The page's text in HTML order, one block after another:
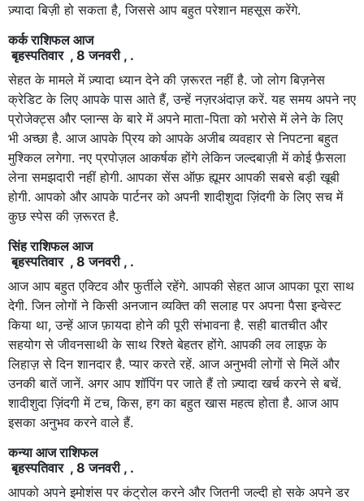
ज़्यादा बिज़ी हो सकता है, जिससे आप बहुत परेशान महसूस करेंगे.
कर्क राशिफल आज
बृहस्पतिवार , 8 जनवरी , .
सेहत के मामले में ज़्यादा ध्यान देने की ज़रूरत नहीं है. जो लोग बिज़नेस
क्रेडिट के लिए आपके पास आते हैं, उन्हें नज़रअंदाज़ करें. यह समय अपने नए
प्रोजेक्ट्स और प्लान्स के बारे में अपने माता-पिता को भरोसे में लेने के लिए
भी अच्छा है. आज आपके प्रिय को आपके अजीब व्यवहार से निपटना बहुत
मुश्किल लगेगा. नए प्रपोज़ल आकर्षक होंगे लेकिन जल्दबाज़ी में कोई फ़ैसला
लेना समझदारी नहीं होगी. आपका सेंस ऑफ़ ह्यूमर आपकी सबसे बड़ी खूबी
होगी. आपको और आपके पार्टनर को अपनी शादीशुदा ज़िंदगी के लिए सच में
कुछ स्पेस की ज़रूरत है.
सिंह राशिफल आज
बृहस्पतिवार , 8 जनवरी , .
आज आप बहुत एक्टिव और फुर्तीले रहेंगे. आपकी सेहत आज आपका पूरा साथ
देगी. जिन लोगों ने किसी अनजान व्यक्ति की सलाह पर अपना पैसा इन्वेस्ट
किया था, उन्हें आज फ़ायदा होने की पूरी संभावना है. सही बातचीत और
सहयोग से जीवनसाथी के साथ रिश्ते बेहतर होंगे. आपकी लव लाइफ़ के
लिहाज़ से दिन शानदार है. प्यार करते रहें. आज अनुभवी लोगों से मिलें और
उनकी बातें जानें. अगर आप शॉपिंग पर जाते हैं तो ज़्यादा खर्च करने से बचें.
शादीशुदा ज़िंदगी में टच, किस, हग का बहुत खास महत्व होता है. आज आप
इसका अनुभव करने वाले हैं.
कन्या आज राशिफल
बृहस्पतिवार , 8 जनवरी , .
आपको अपने इमोशंस पर कंट्रोल करने और जितनी जल्दी हो सके अपने डर